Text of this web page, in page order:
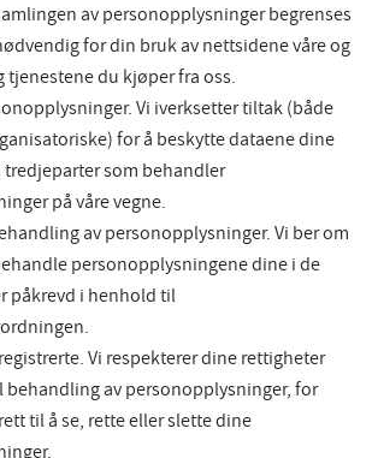
av personopplysninger begrenses
for din bruk av nettsidene våre og
tjenestene du kjøper fra oss.
Vi iverksetter tiltak (både
for å beskytte dataene dine
tredjeparter som behandler
på våre vegne.
av personopplysninger. Vi ber om
personopplysningene dine i de
påkrevd i henhold til
Vi respekterer dine rettigheter
behandling av personopplysninger, for
til å se, rette eller slette dine